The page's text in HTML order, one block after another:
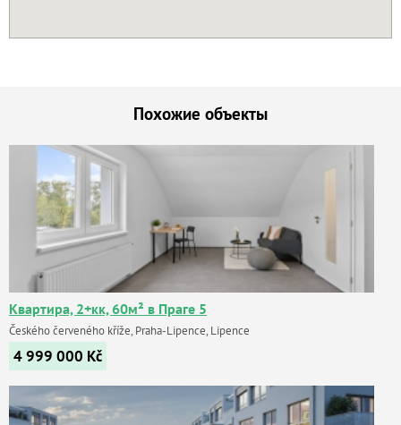
Похожие объекты
Квартира, 2+кк, 60м² в Праге 5
Českého červeného kříže, Praha-Lipence, Lipence
4 999 000 Kč